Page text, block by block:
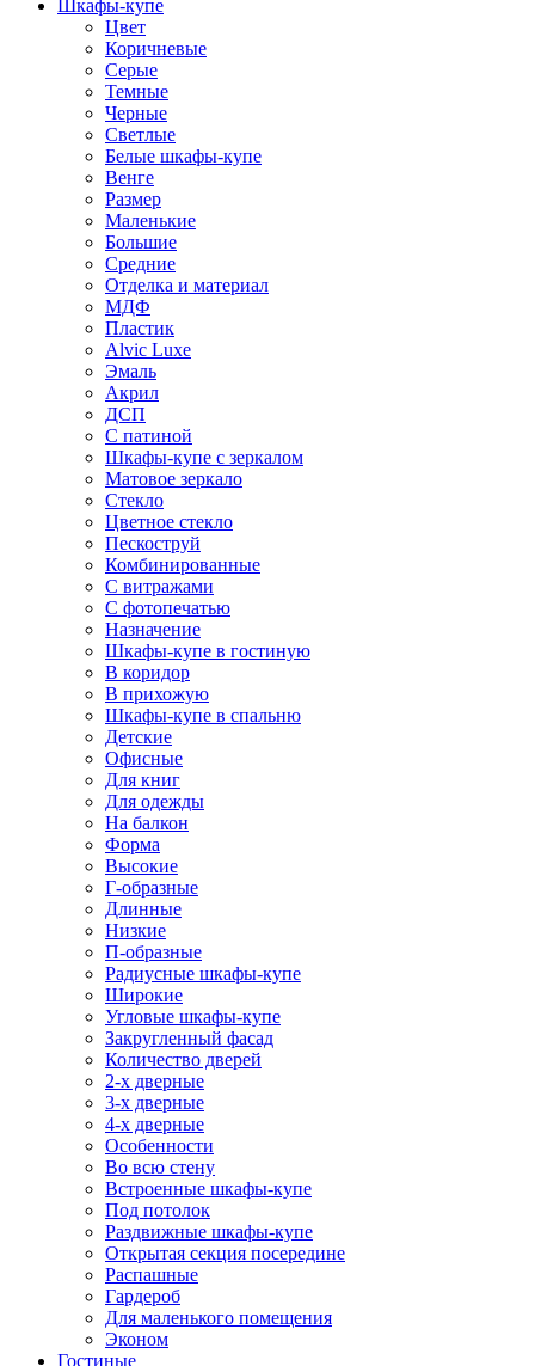
Шкафы-купе
Цвет
Коричневые
Серые
Темные
Черные
Светлые
Белые шкафы-купе
Венге
Размер
Маленькие
Большие
Средние
Отделка и материал
МДФ
Пластик
Alvic Luxe
Эмаль
Акрил
ДСП
С патиной
Шкафы-купе с зеркалом
Матовое зеркало
Стекло
Цветное стекло
Пескоструй
Комбинированные
С витражами
С фотопечатью
Назначение
Шкафы-купе в гостиную
В коридор
В прихожую
Шкафы-купе в спальню
Детские
Офисные
Для книг
Для одежды
На балкон
Форма
Высокие
Г-образные
Длинные
Низкие
П-образные
Радиусные шкафы-купе
Широкие
Угловые шкафы-купе
Закругленный фасад
Количество дверей
2-х дверные
3-х дверные
4-х дверные
Особенности
Во всю стену
Встроенные шкафы-купе
Под потолок
Раздвижные шкафы-купе
Открытая секция посередине
Распашные
Гардероб
Для маленького помещения
Эконом
Гостиные